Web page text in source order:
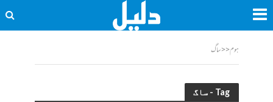
ہوم<<ساگ
Tag - ساگ